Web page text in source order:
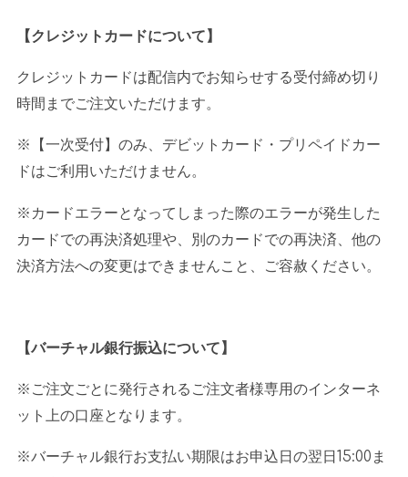
【クレジットカードについて】
クレジットカードは配信内でお知らせする受付締め切り
時間までご注文いただけます。
※【一次受付】のみ、デビットカード・プリペイドカー
ドはご利用いただけません。
※カードエラーとなってしまった際のエラーが発生した
カードでの再決済処理や、別のカードでの再決済、他の
決済方法への変更はできませんこと、ご容赦ください。
【バーチャル銀行振込について】
※ご注文ごとに発行されるご注文者様専用のインターネ
ット上の口座となります。
※バーチャル銀行お支払い期限はお申込日の翌日 15:00 ま